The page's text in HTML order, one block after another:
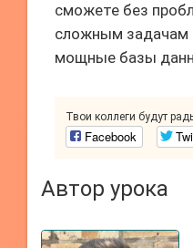
сможете без
сложным задачам
мощные базы
Твои коллеги будут
Facebook
Автор урока